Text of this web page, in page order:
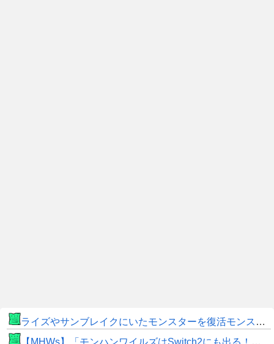
ライズやサンブレイクにいたモンスターを復活モンスターと呼ぶのはやめよう